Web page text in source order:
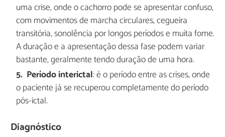
uma crise, onde o cachorro pode se apresentar confuso,
com movimentos de marcha circulares, cegueira
transitória, sonolência por longos períodos e muita fome.
A duração e a apresentação dessa fase podem variar
bastante, geralmente tendo duração de uma hora.
Período interictal: é o período entre as crises, onde
o paciente já se recuperou completamente do período
pós-ictal.
Diagnóstico